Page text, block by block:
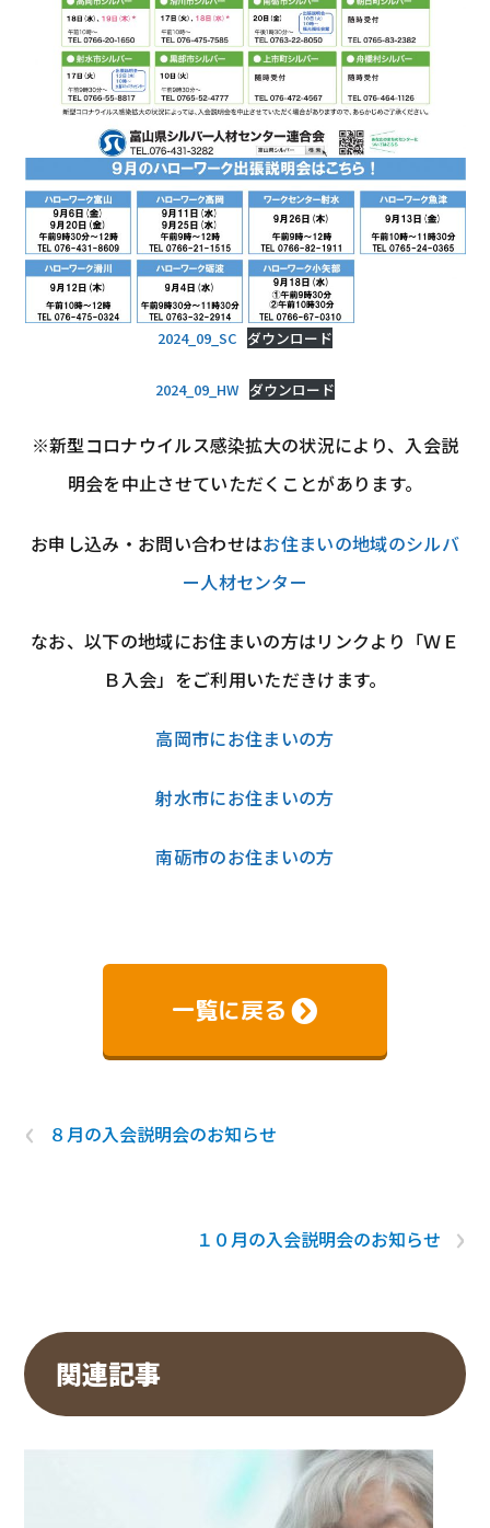
2024_09_SC ダウンロード
2024_09_HW ダウンロード
※新型コロナウイルス感染拡大の状況により、入会説
明会を中止させていただくことがあります。
お申し込み・お問い合わせはお住まいの地域のシルバ
ー人材センター
なお、以下の地域にお住まいの方はリンクより「ＷＥ
Ｂ入会」をご利用いただきけます。
高岡市にお住まいの方
射水市にお住まいの方
南砺市のお住まいの方
一覧に戻る
‹ ８月の入会説明会のお知らせ
›
１０月の入会説明会のお知らせ
関連記事